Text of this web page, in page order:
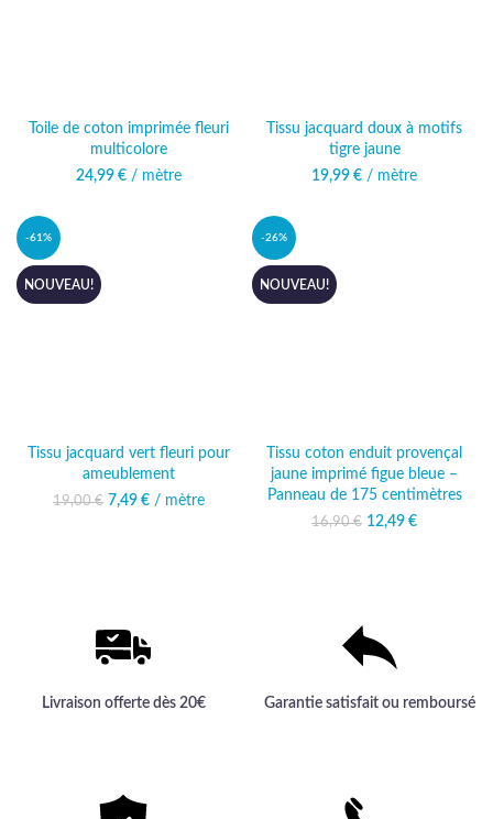
Toile de coton imprimée fleuri
multicolore
24,99 € / mètre
Tissu jacquard doux à motifs
tigre jaune
19,99 € / mètre
-61%
NOUVEAU!
Tissu jacquard vert fleuri pour
ameublement
19,00€ Le prix initial était :
7,49 € Le prix actuel
/ mètre
-26%
NOUVEAU!
Tissu coton enduit provençal
jaune imprimé figue bleue –
Panneau de 175 centimètres
16,90€
Le prix initial
12,49 €
Livraison offerte dès 20€ Garantie satisfait ou remboursé